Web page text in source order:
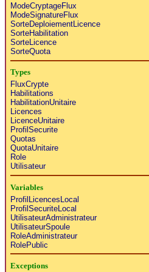
ModeCryptageFlux
ModeSignatureFlux
SorteDeploiementLicence
SorteHabilitation
SorteLicence
SorteQuota
Types
FluxCrypte
Habilitations
HabilitationUnitaire
Licences
LicenceUnitaire
ProfilSecurite
Quotas
QuotaUnitaire
Role
Utilisateur
Variables
ProfilLicencesLocal
ProfilSecuriteLocal
UtilisateurAdministrateur
UtilisateurSpoule
RoleAdministrateur
RolePublic
Exceptions